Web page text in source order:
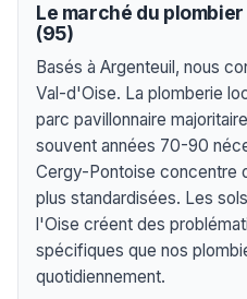
Le marché du
(95)
Basés à Argenteuil, nous
Val-d'Oise. La plomberie
parc pavillonnaire
souvent années 70-90
Cergy-Pontoise concentre
plus standardisées. Les
l'Oise créent des
spécifiques que nos
quotidiennement.